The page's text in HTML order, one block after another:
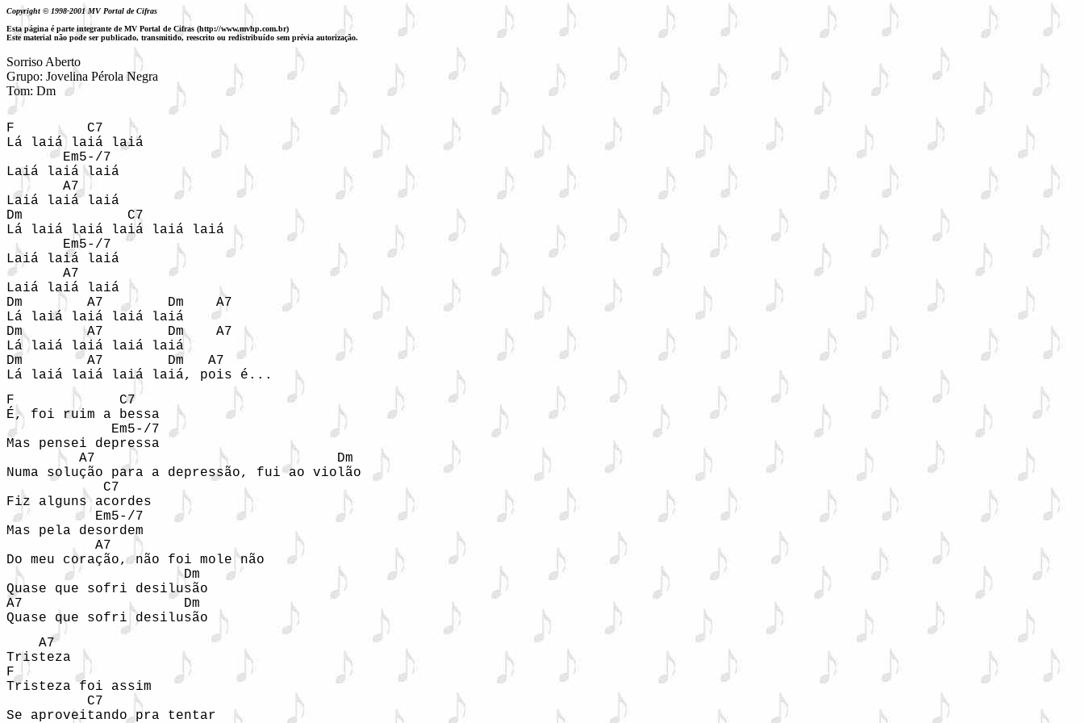
Copyright © 1998-2001 MV Portal de Cifras
Esta página é parte integrante de MV Portal de Cifras (http://www.mvhp.com.br)
Este material não pode ser publicado, transmitido, reescrito ou redistribuído sem prévia autorização.
Sorriso Aberto
Grupo: Jovelina Pérola Negra
F         C7
Lá laiá laiá laiá
       Em5-/7
Laiá laiá laiá
       A7
Laiá laiá laiá
Dm             C7
Lá laiá laiá laiá laiá laiá
       Em5-/7
Laiá laiá laiá
       A7
Laiá laiá laiá
Dm        A7        Dm    A7
Lá laiá laiá laiá laiá
Dm        A7        Dm    A7
Lá laiá laiá laiá laiá
Dm        A7        Dm   A7
Lá laiá laiá laiá laiá, pois é...
F             C7
É, foi ruim a bessa
             Em5-/7
Mas pensei depressa
         A7                              Dm
Numa solução para a depressão, fui ao violão
            C7
Fiz alguns acordes
           Em5-/7
Mas pela desordem
           A7
Do meu coração, não foi mole não
                      Dm
Quase que sofri desilusão
A7                    Dm
Quase que sofri desilusão
    A7
Tristeza
F
Tristeza foi assim
          C7
Se aproveitando pra tentar